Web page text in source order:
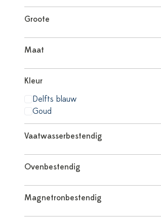
Groote
Maat
Kleur
Delfts blauw
Goud
Vaatwasserbestendig
Ovenbestendig
Magnetronbestendig